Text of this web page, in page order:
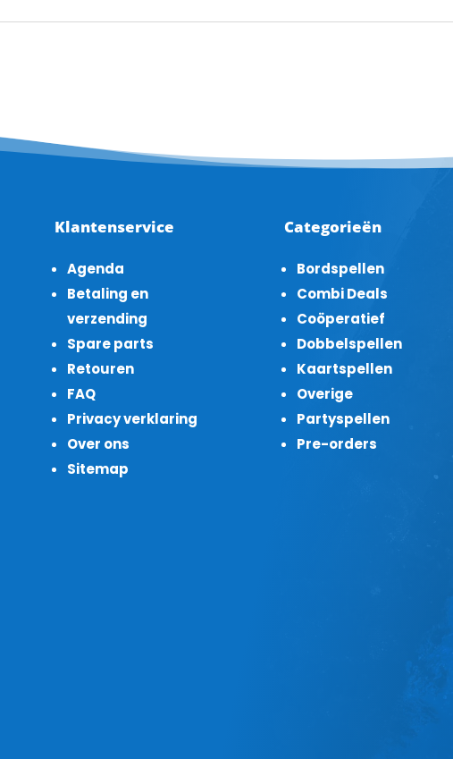
Klantenservice
Agenda
Betaling en
verzending
Spare parts
Retouren
FAQ
Privacy verklaring
Over ons
Sitemap
Categorieën
Bordspellen
Combi Deals
Coöperatief
Dobbelspellen
Kaartspellen
Overige
Partyspellen
Pre-orders